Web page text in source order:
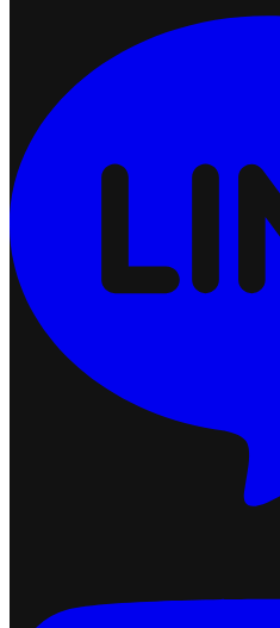
เชื่อมต่อ Ketshopweb MCP กับ
2026-07-13 17:34:51
ปรับแต่งการแสดงผลคูปอง
2026-07-24 17:50:54